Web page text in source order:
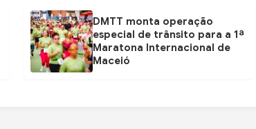
DMTT monta operação
especial de trânsito para a 1ª
Maratona Internacional de
Maceió